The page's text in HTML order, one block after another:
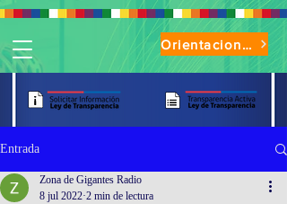
Orientaciones de Uso Parque Oasis
Entrada
Zona de Gigantes Radio
8 jul 2022 2 min de lectura